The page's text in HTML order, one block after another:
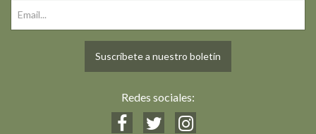
Suscríbete a nuestro boletín
Redes sociales: